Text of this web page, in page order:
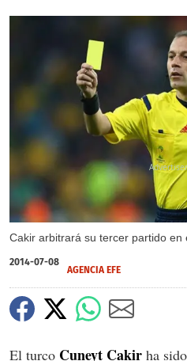
Cakir arbitrará su tercer partido en
2014-07-08
AGENCIA EFE
El turco Cuneyt Cakir ha